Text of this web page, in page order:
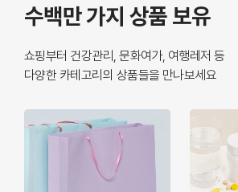
수백만 가지 상품 보유
쇼핑부터 건강관리, 문화여가, 여행레저 등
다양한 카테고리의 상품들을 만나보세요